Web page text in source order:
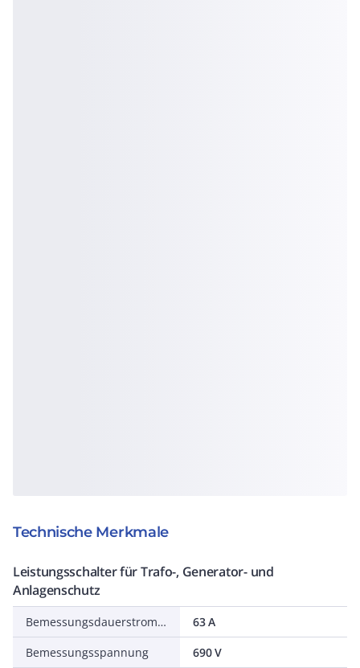
Technische Merkmale
Leistungsschalter für Trafo-, Generator- und
Anlagenschutz
Bemessungsdauerstrom Iu
63 A
Bemessungsspannung
690 V